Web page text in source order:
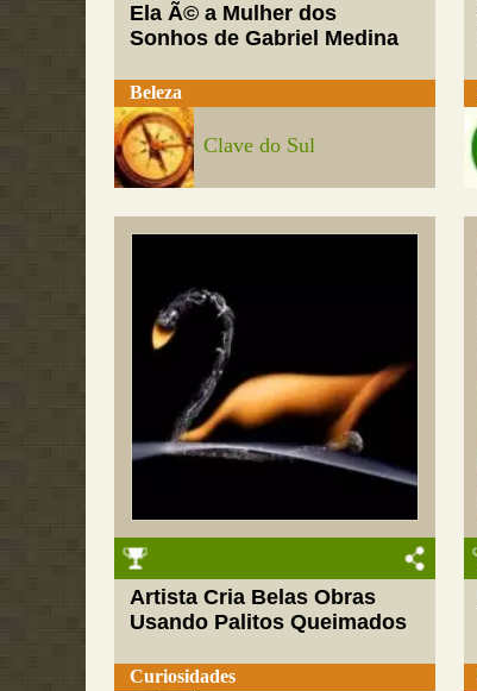
Ela Ã© a Mulher dos
Sonhos de Gabriel Medina
Beleza
Clave do Sul
Artista Cria Belas Obras
Usando Palitos Queimados
Curiosidades